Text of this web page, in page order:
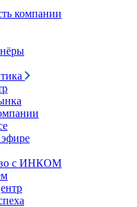
компании
с ИНКОМ